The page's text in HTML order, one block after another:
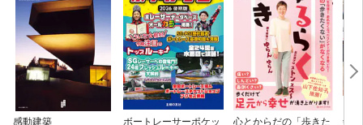
感動建築
ボートレーサーポケッ
心とからだの「歩きた
剣